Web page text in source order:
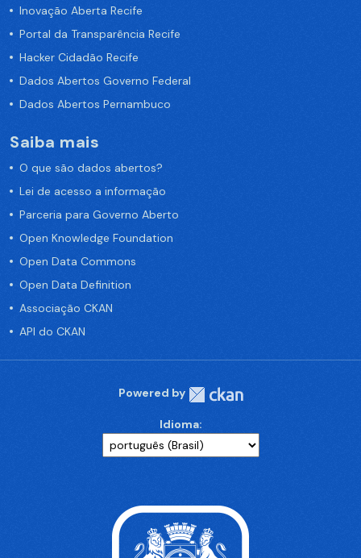
Inovação Aberta Recife
Portal da Transparência Recife
Hacker Cidadão Recife
Dados Abertos Governo Federal
Dados Abertos Pernambuco
Saiba mais
O que são dados abertos?
Lei de acesso a informação
Parceria para Governo Aberto
Open Knowledge Foundation
Open Data Commons
Open Data Definition
Associação CKAN
API do CKAN
Powered by
Idioma